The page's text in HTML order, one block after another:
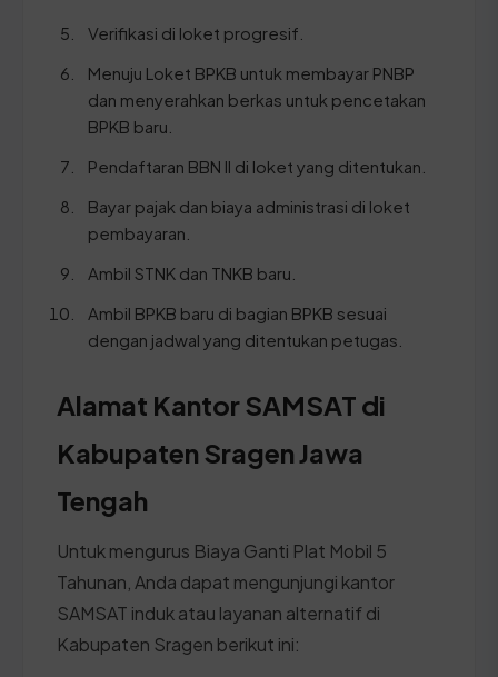
Verifikasi di loket progresif.
Menuju Loket BPKB untuk membayar PNBP
dan menyerahkan berkas untuk pencetakan
BPKB baru.
Pendaftaran BBN II di loket yang ditentukan.
Bayar pajak dan biaya administrasi di loket
pembayaran.
Ambil STNK dan TNKB baru.
Ambil BPKB baru di bagian BPKB sesuai
dengan jadwal yang ditentukan petugas.
Alamat Kantor SAMSAT di
Kabupaten Sragen Jawa
Tengah
Untuk mengurus Biaya Ganti Plat Mobil 5
Tahunan, Anda dapat mengunjungi kantor
SAMSAT induk atau layanan alternatif di
Kabupaten Sragen berikut ini: